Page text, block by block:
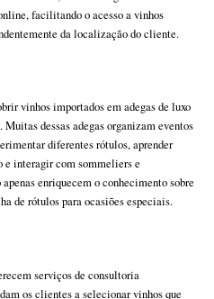
facilitando o acesso a vinhos
da localização do cliente.
vinhos importados em adegas de luxo
dessas adegas organizam eventos
diferentes rótulos, aprender
e interagir com sommeliers e
enriquecem o conhecimento sobre
de rótulos para ocasiões especiais.
serviços de consultoria
os clientes a selecionar vinhos que